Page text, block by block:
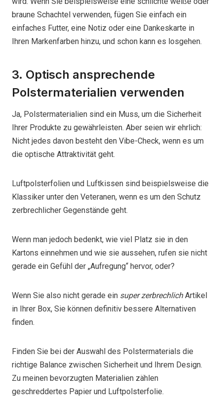
braune Schachtel verwenden, fügen Sie einfach ein
einfaches Futter, eine Notiz oder eine Dankeskarte in
Ihren Markenfarben hinzu, und schon kann es losgehen.
3. Optisch ansprechende
Polstermaterialien verwenden
Ja, Polstermaterialien sind ein Muss, um die Sicherheit
Ihrer Produkte zu gewährleisten. Aber seien wir ehrlich:
Nicht jedes davon besteht den Vibe-Check, wenn es um
die optische Attraktivität geht.
Luftpolsterfolien und Luftkissen sind beispielsweise die
Klassiker unter den Veteranen, wenn es um den Schutz
zerbrechlicher Gegenstände geht.
Wenn man jedoch bedenkt, wie viel Platz sie in den
Kartons einnehmen und wie sie aussehen, rufen sie nicht
gerade ein Gefühl der „Aufregung“ hervor, oder?
Wenn Sie also nicht gerade ein super zerbrechlichArtikel
in Ihrer Box, Sie können definitiv bessere Alternativen
finden.
Finden Sie bei der Auswahl des Polstermaterials die
richtige Balance zwischen Sicherheit und Ihrem Design.
Zu meinen bevorzugten Materialien zählen
geschreddertes Papier und Luftpolsterfolie.